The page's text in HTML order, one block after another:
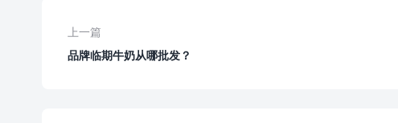
上一篇
品牌临期牛奶从哪批发？